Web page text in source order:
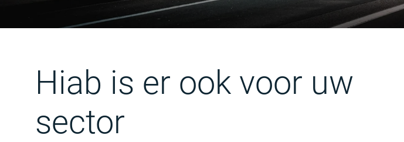
Hiab is er ook voor uw
sector